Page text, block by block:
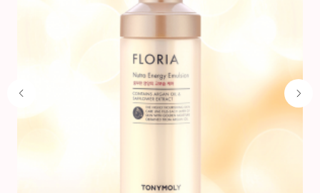
Производители
Оплата и доставка